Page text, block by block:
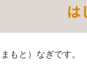
は
もと）なぎです。